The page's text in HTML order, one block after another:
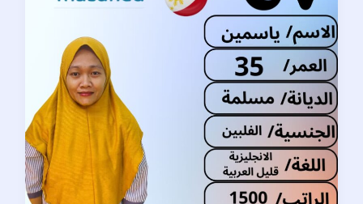
بالطائف
–
أفضل
عروض
نقل
الكفالة
وخدمات
الاستقدام